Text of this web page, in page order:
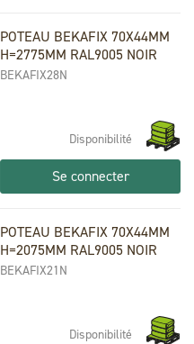
POTEAU BEKAFIX 70X44MM
H=2775MM RAL9005 NOIR
BEKAFIX28N
Disponibilité
Se connecter
POTEAU BEKAFIX 70X44MM
H=2075MM RAL9005 NOIR
BEKAFIX21N
Disponibilité